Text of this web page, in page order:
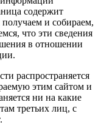
содержит
и собираем,
что эти сведения
в отношении
распространяется
этим сайтом и
ни на какие
третьих лиц, с